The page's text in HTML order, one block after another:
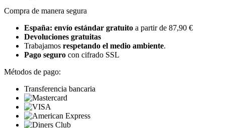
Compra de manera segura
España: envío estándar gratuito a partir de 87,90 €
Devoluciones gratuitas
Trabajamos respetando el medio ambiente.
Pago seguro con cifrado SSL
Métodos de pago:
Transferencia bancaria